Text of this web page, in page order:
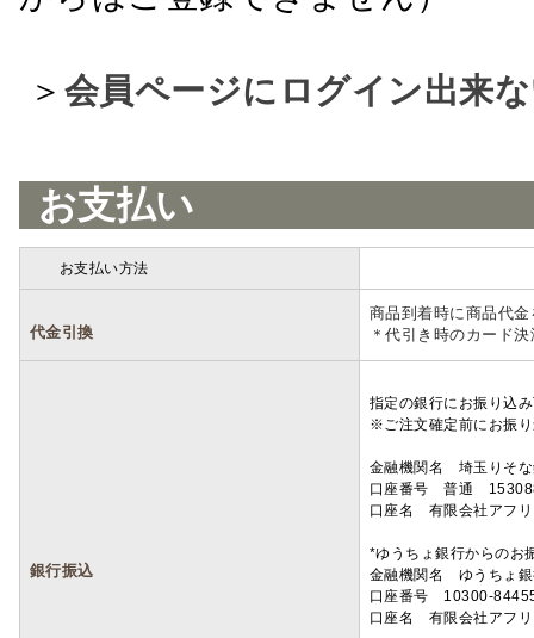
＞ 会員ページにログイン出来
お支払い
お支払い方法
代金引換
商品到着時に商品代
＊代引き時のカード
銀行振込
指定の銀行にお振り込
※ご注文確定前にお振
金融機関名 埼玉りそ
口座番号 普通
口座名 有限会社アフ
*ゆうちょ銀行からのお
金融機関名 ゆうちょ
口座番号 10300-
口座名 有限会社アフ